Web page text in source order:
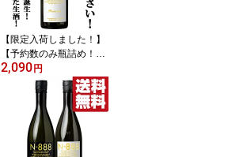
【限定入荷しました！】
【予約数のみ瓶詰め！先
行発売で爆発的に売れた
生酒！】 N-888 プレ
ミアム 生原酒 純米大
吟醸 720ml(クール便配
送推奨)
2,090 円